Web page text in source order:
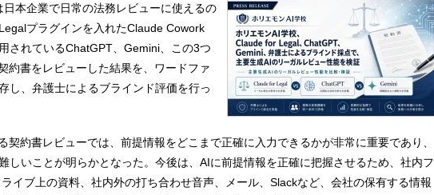
本企業で日常の法務レビューに使えるの
プラグインを入れたClaude Cowork
されているChatGPT、Gemini、この3つ
約書をレビューした結果を、ワードファ
し、弁護士によるブラインド評価を行っ
契約書レビューでは、前提情報をどこまで正確に入力できるかが非常に重要であり、
しいことが明らかとなった。今後は、AIに前提情報を正確に把握させるため、社内フ
イブ上の資料、社内外の打ち合わせ音声、メール、Slackなど、会社の保有する情報